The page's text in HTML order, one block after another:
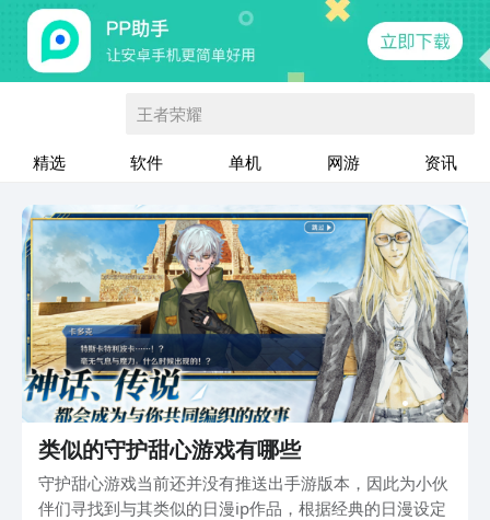
王者荣耀
精选 软件 单机 网游 资讯
类似的守护甜心游戏有哪些
守护甜心游戏当前还并没有推送出手游版本，因此为小伙
伴们寻找到与其类似的日漫ip作品，根据经典的日漫设定